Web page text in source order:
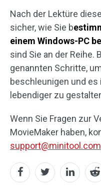
Nach der Lektüre
sicher, wie Sie b
einem Windows-PC
sind Sie an der Reihe.
genannten Schritte,
beschleunigen und
lebendiger zu
Wenn Sie Fragen zur
MovieMaker haben,
support@minitool.com